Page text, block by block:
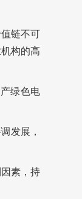
链不可
构的高
绿色电
发展，
素，持